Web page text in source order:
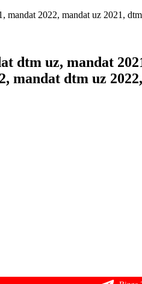
dtm uz, mandat
mandat dtm uz